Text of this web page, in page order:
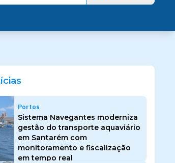
Portos
Sistema Navegantes moderniza
gestão do transporte aquaviário
em Santarém com
monitoramento e fiscalização
em tempo real